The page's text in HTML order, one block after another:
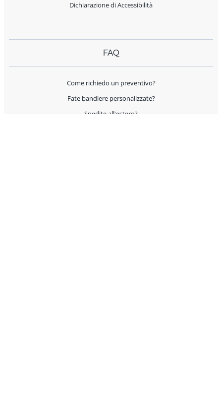
Dichiarazione di Accessibilità
FAQ
Come richiedo un preventivo?
Fate bandiere personalizzate?
Spedite all'estero?